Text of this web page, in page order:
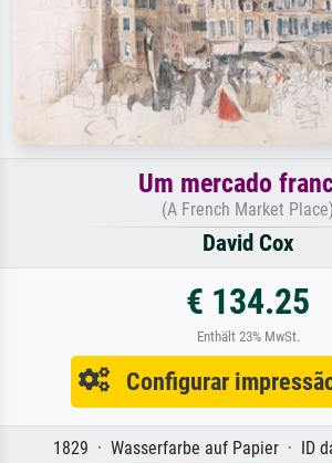
Um mercado
(A French Market Place)
David Cox
€ 134.25
Enthält 23% MwSt.
Configurar
1829 · Wasserfarbe auf Papier · ID